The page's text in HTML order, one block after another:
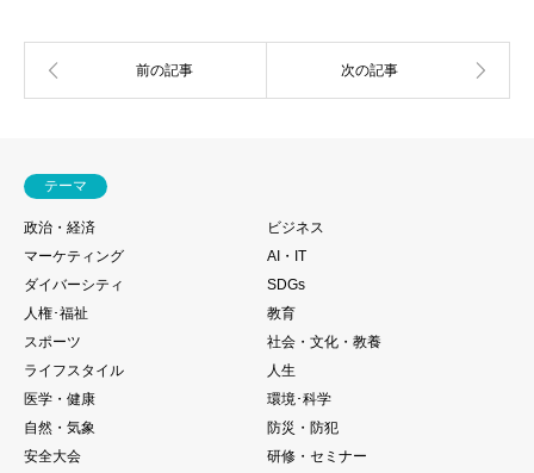
テーマ
政治・経済
ビジネス
マーケティング
AI・IT
ダイバーシティ
SDGs
人権･福祉
教育
スポーツ
社会・文化・教養
ライフスタイル
人生
医学・健康
環境･科学
自然・気象
防災・防犯
安全大会
研修・セミナー